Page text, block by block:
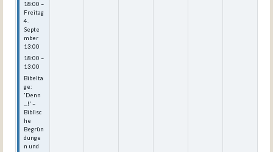
18:00 –
Freitag
4.
Septe
mber
13:00
18:00 –
13:00
Bibelta
ge:
'Denn
...!' –
Biblisc
he
Begrün
dunge
n und